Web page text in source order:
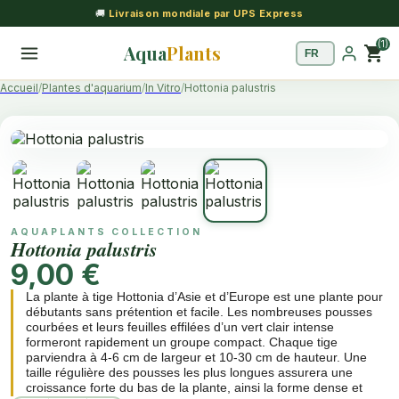
🚚 Livraison mondiale par UPS Express
AquaPlants shopping_cart(1)
Accueil Plantes d'aquarium In Vitro Hottonia palustris
AQUAPLANTS COLLECTION
Hottonia palustris
9,00 €
La plante à tige Hottonia d’Asie et d’Europe est une plante pour
débutants sans prétention et facile. Les nombreuses pousses
courbées et leurs feuilles effilées d’un vert clair intense
formeront rapidement un groupe compact. Chaque tige
parviendra à 4-6 cm de largeur et 10-30 cm de hauteur. Une
taille régulière des pousses les plus longues assurera une
croissance forte du bas de la plante, ainsi la forme dense et